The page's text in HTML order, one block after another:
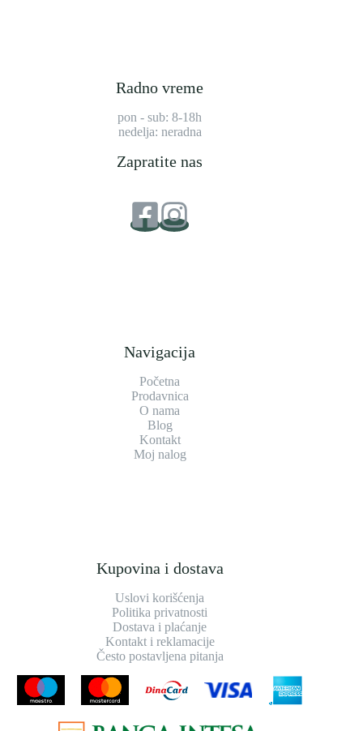
Radno vreme
pon - sub: 8-18h
nedelja: neradna
Zapratite nas
Navigacija
Početna
Prodavnica
O nama
Blog
Kontakt
Moj nalog
Kupovina i dostava
Uslovi korišćenja
Politika privatnosti
Dostava i plaćanje
Kontakt i reklamacije
Često postavljena pitanja